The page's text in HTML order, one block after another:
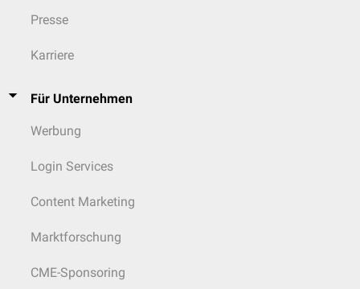
Presse
Karriere
Für Unternehmen
Werbung
Login Services
Content Marketing
Marktforschung
CME-Sponsoring